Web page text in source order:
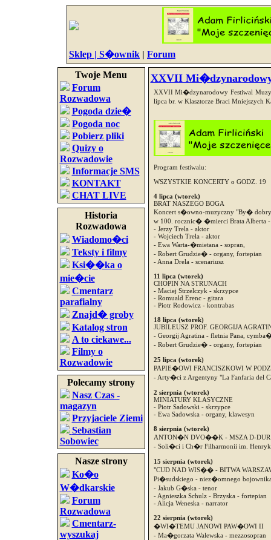
Sklep | S�ownik | Forum
Twoje Menu
Forum
Rozwadowa
Pogoda dzie�
Pogoda noc
Pobierz pliki
Quizy o
Rozwadowie
Informacje SMS
KONTAKT
CHAT LIVE
Historia
Rozwadowa
Wiadomo�ci
Teksty i filmy
Ksi��ka o
mie�cie
Cmentarz
parafialny
Znajd� groby
Katalog stron
A to ciekawe...
Filmy o
Rozwadowie
Polecamy strony
Nasz Czas -
magazyn
Przyjaciele Ziemi
Sebastian
Sobowiec
Nasze strony
Ko�o
W�dkarskie
Forum
Rozwadowa
Cmentarz-
wyszukaj
XXVII Mi�dzynarodowy
XXVII Mi�dzynarodowy Festiwal
lipca br. w Klasztorze Braci Mniejszych
Program festiwalu:
WSZYSTKIE KONCERTY o GODZ. 19
4 lipca (wtorek)
BRAT NASZEGO BOGA
Koncert s�owno-muzyczny "By�
w 100. rocznic� �mierci Brata Alberta -
- Jerzy Trela - aktor
- Wojciech Trela - aktor
- Ewa Warta-�mietana - sopran,
- Robert Grudzie� - organy, fortepian
- Anna Drela - scenariusz
11 lipca (wtorek)
CHOPIN NA STRUNACH
- Maciej Strzelczyk - skrzypce
- Romuald Erenc - gitara
- Piotr Rodowicz - kontrabas
18 lipca (wtorek)
JUBILEUSZ PROF. GEORGIJA
- Georgij Agratina - fletnia Pana,
- Robert Grudzie� - organy, fortepian
25 lipca (wtorek)
PAPIE�OWI FRANCISZKOWI W
- Arty�ci z Argentyny "La Fanfaria del
2 sierpnia (wtorek)
MINIATURY KLASYCZNE
- Piotr Sadowski - skrzypce
- Ewa Sadowska - organy, klawesyn
8 sierpnia (wtorek)
ANTON�N DVO��K - MSZA D-DUR
- Soli�ci i Ch�r Filharmonii im.
15 sierpnia (wtorek)
"CUD NAD WIS�� - BITWA
Pi�sudskiego - niez�omnego
- Jakub G�ska - tenor
- Agnieszka Schulz - Brzyska - fortepian
- Alicja Weneska - narrator
22 sierpnia (wtorek)
�WI�TEMU JANOWI PAW�OWI II
- Ma�gorzata Walewska - mezzosopran